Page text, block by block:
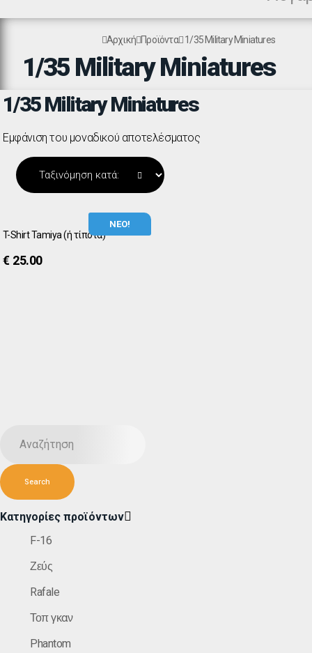
Αρχική Προϊόντα 1/35 Military Miniatures
1/35 Military Miniatures
1/35 Military Miniatures
Εμφάνιση του μοναδικού αποτελέσματος
ΝΕΟ!
T-Shirt Tamiya (ή τίποτα)
€ 25.00
Κατηγορίες προϊόντων
F-16
Ζεύς
Rafale
Τοπ γκαν
Phantom